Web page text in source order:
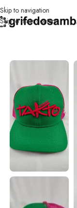
Skip to navigation
Skip to main content